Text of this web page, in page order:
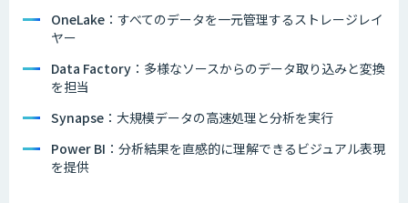
OneLake ：すべてのデータを一元管理するストレージレイ
ヤー
Data Factory ：多様なソースからのデータ取り込みと変換
を担当
Synapse ：大規模データの高速処理と分析を実行
Power BI ：分析結果を直感的に理解できるビジュアル表現
を提供